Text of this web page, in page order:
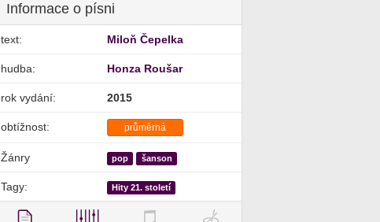
Informace o písni
text: Miloň Čepelka
hudba: Honza Roušar
rok vydání: 2015
obtížnost: průměrná
Žánry pop šanson
Tagy: Hity 21. století